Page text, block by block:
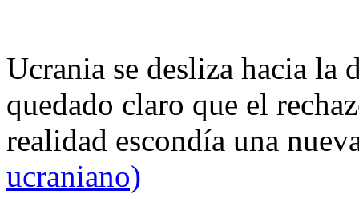
Ucrania se desliza hacia
quedado claro que el
realidad escondía una
ucraniano)